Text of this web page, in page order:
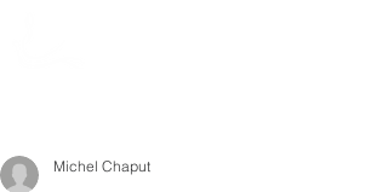
Michel Chaput